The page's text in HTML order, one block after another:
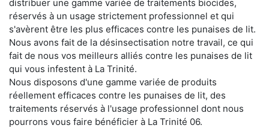
distribuer une gamme variée de traitements biocides,
réservés à un usage strictement professionnel et qui
s'avèrent être les plus efficaces contre les punaises de lit.
Nous avons fait de la désinsectisation notre travail, ce qui
fait de nous vos meilleurs alliés contre les punaises de lit
qui vous infestent à La Trinité.
Nous disposons d'une gamme variée de produits
réellement efficaces contre les punaises de lit, des
traitements réservés à l'usage professionnel dont nous
pourrons vous faire bénéficier à La Trinité 06.